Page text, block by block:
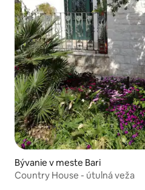
Bývanie v meste Bari
Country House - útulná veža